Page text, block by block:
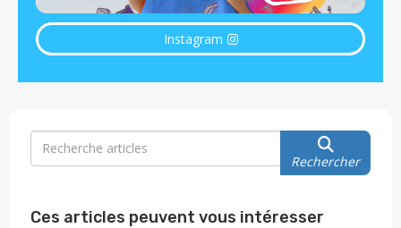
Instagram
Rechercher
Ces articles peuvent vous intéresser